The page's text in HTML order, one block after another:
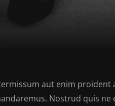
aut enim
Nostrud quis